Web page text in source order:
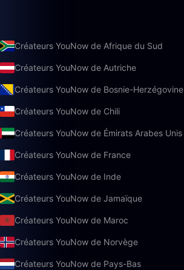
Créateurs YouNow de Afrique du Sud
Créateurs YouNow de Autriche
Créateurs YouNow de Bosnie-Herzégovine
Créateurs YouNow de Chili
Créateurs YouNow de Émirats Arabes Unis
Créateurs YouNow de France
Créateurs YouNow de Inde
Créateurs YouNow de Jamaïque
Créateurs YouNow de Maroc
Créateurs YouNow de Norvège
Créateurs YouNow de Pays-Bas